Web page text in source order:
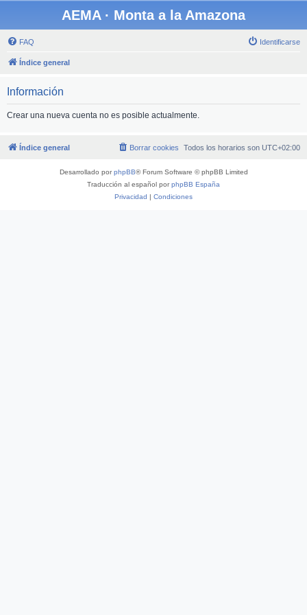
AEMA · Monta a la Amazona
FAQ Identificarse
Índice general
Información
Crear una nueva cuenta no es posible actualmente.
Índice general Todos los horarios son UTC+02:00
Borrar cookies
Desarrollado porphpBB® Forum Software © phpBB Limited
Traducción al español porphpBB España
Privacidad | Condiciones